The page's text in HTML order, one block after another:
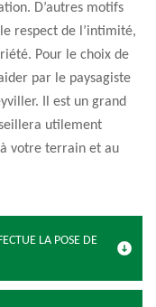
D’autres motifs
respect de l’intimité,
Pour le choix de
par le paysagiste
Il est un grand
utilement
votre terrain et au
LA POSE DE